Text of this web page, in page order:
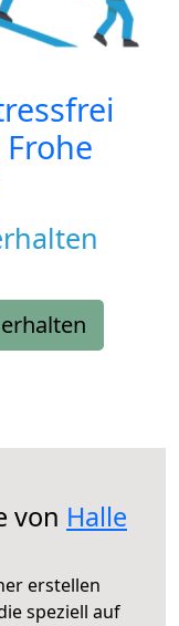
Frohe
von Halle
erstellen
speziell auf